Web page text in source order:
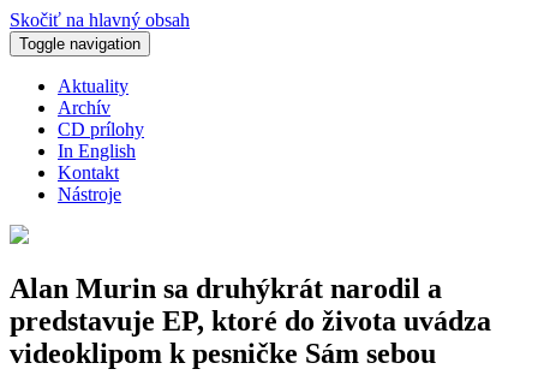
Skočiť na hlavný obsah
Toggle navigation
Aktuality
Archív
CD prílohy
In English
Kontakt
Nástroje
Alan Murin sa druhýkrát narodil a
predstavuje EP, ktoré do života uvádza
videoklipom k pesničke Sám sebou